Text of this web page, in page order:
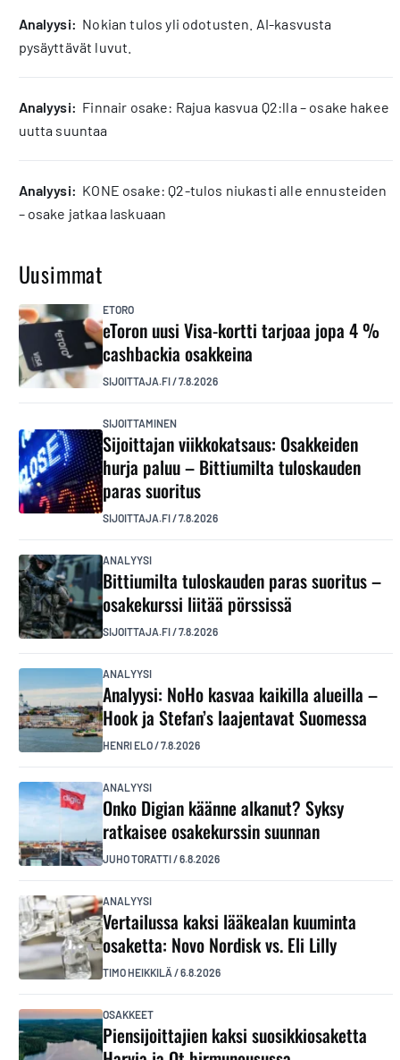
analyysi: Nokian tulos yli odotusten. AI-kasvusta
pysäyttävät luvut.
analyysi: Finnair osake: Rajua kasvua Q2:lla – osake hakee
uutta suuntaa
analyysi: KONE osake: Q2-tulos niukasti alle ennusteiden
– osake jatkaa laskuaan
Uusimmat
ETORO
eToron uusi Visa-kortti tarjoaa jopa 4 %
cashbackia osakkeina
SIJOITTAJA.FI/7.8.2026
SIJOITTAMINEN
Sijoittajan viikkokatsaus: Osakkeiden
hurja paluu – Bittiumilta tuloskauden
paras suoritus
SIJOITTAJA.FI/7.8.2026
ANALYYSI
Bittiumilta tuloskauden paras suoritus –
osakekurssi liitää pörssissä
SIJOITTAJA.FI/7.8.2026
ANALYYSI
Analyysi: NoHo kasvaa kaikilla alueilla –
Hook ja Stefan’s laajentavat Suomessa
HENRI ELO/7.8.2026
ANALYYSI
Onko Digian käänne alkanut? Syksy
ratkaisee osakekurssin suunnan
JUHO TORATTI/6.8.2026
ANALYYSI
Vertailussa kaksi lääkealan kuuminta
osaketta: Novo Nordisk vs. Eli Lilly
TIMO HEIKKILÄ /6.8.2026
OSAKKEET
Piensijoittajien kaksi suosikkiosaketta